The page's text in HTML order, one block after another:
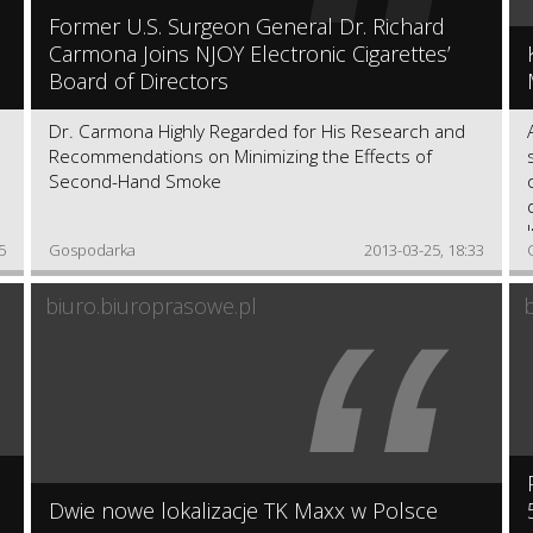
Former U.S. Surgeon General Dr. Richard
Carmona Joins NJOY Electronic Cigarettes’
Board of Directors
Dr. Carmona Highly Regarded for His Research and
Recommendations on Minimizing the Effects of
Second-Hand Smoke
Gospodarka 2013-03-25, 18:33
biuro.biuroprasowe.pl
Dwie nowe lokalizacje TK Maxx w Polsce